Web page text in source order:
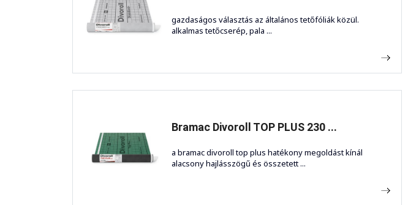
gazdaságos választás az általános tetőfóliák közül.
alkalmas tetőcserép, pala ...
Bramac Divoroll TOP PLUS 230 ...
a bramac divoroll top plus hatékony megoldást kínál
alacsony hajlásszögű és összetett ...